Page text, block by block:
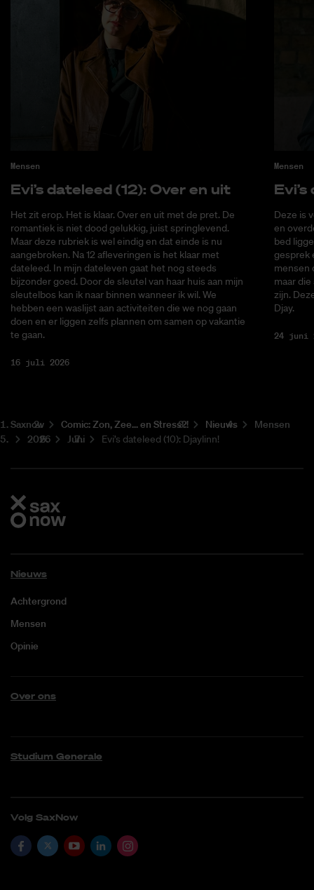
Mensen
Evi’s da­te­leed (12): Over en uit
Het zit erop. Het is klaar. Over en uit met de pret. De
romantiek is niet dood gelukkig, juist springlevend.
Maar deze rubriek is wel eindig en dat einde is nu
aangebroken. Na 12 afleveringen is het klaar met
dateleed. In mijn dateleven gaat het nog steeds
bijzonder goed. Door de sleutel van haar huis aan mijn
sleutelbos kan ik naar binnen wanneer ik wil. We
hebben een waslijst aan activiteiten die we nog gaan
doen en er liggen zelfs plannen om samen op vakantie
te gaan.
16 juli 2026
Mensen
Deze is
en
bed
gesprek
mensen
maar
zijn.
Djay.
24 juni
Saxnow Co­mic: Zon, Zee... en Stress?! Nieuws
Mensen
2026
Juni Evi’s dateleed (10): Djaylinn!
Nieuws
Achtergrond
Mensen
Opinie
Over ons
Studium Generale
Volg SaxNow